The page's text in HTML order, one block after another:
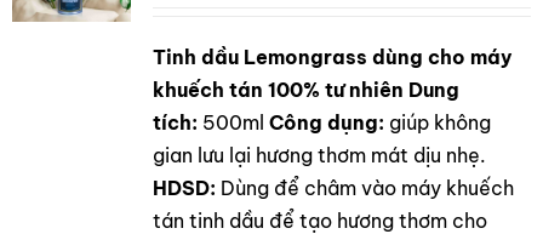
LIÊN HỆ
Tinh dầu Lemongrass dùng cho máy
khuếch tán 100% tư nhiên Dung
tích: 500ml Công dụng: giúp không
gian lưu lại hương thơm mát dịu nhẹ.
HDSD: Dùng để châm vào máy khuếch
tán tinh dầu để tạo hương thơm cho